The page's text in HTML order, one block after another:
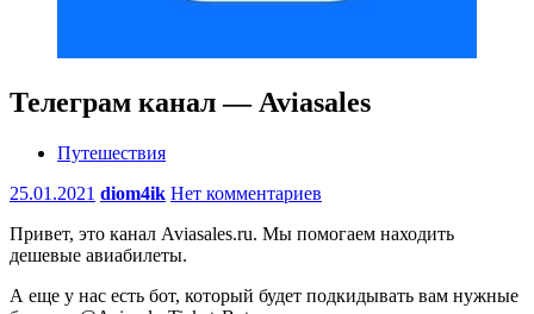
Телеграм канал — Aviasales
Путешествия
25.01.2021 diom4ik Нет комментариев
Привет, это канал Aviasales.ru. Мы помогаем находить
дешевые авиабилеты.
А еще у нас есть бот, который будет подкидывать вам нужные